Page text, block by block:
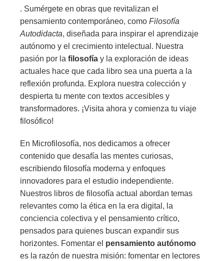
. Sumérgete en obras que revitalizan el
pensamiento contemporáneo, como Filosofía
Autodidacta, diseñada para inspirar el aprendizaje
autónomo y el crecimiento intelectual. Nuestra
pasión por la filosofía y la exploración de ideas
actuales hace que cada libro sea una puerta a la
reflexión profunda. Explora nuestra colección y
despierta tu mente con textos accesibles y
transformadores. ¡Visita ahora y comienza tu viaje
filosófico!
En Microfilosofía, nos dedicamos a ofrecer
contenido que desafía las mentes curiosas,
escribiendo filosofía moderna y enfoques
innovadores para el estudio independiente.
Nuestros libros de filosofía actual abordan temas
relevantes como la ética en la era digital, la
conciencia colectiva y el pensamiento crítico,
pensados para quienes buscan expandir sus
horizontes. Fomentar el pensamiento autónomo
es la razón de nuestra misión: fomentar en lectores